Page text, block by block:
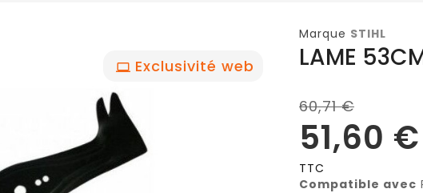
Exclusivité web
Marque STIHL
LAME
60,71 €
51,60 €
TTC
Compatible avec